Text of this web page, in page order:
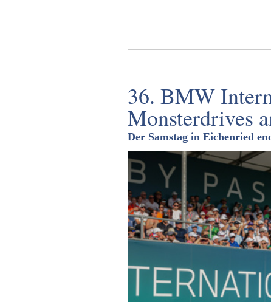
36. BMW
Monsterdrives
Der Samstag in Eichenried